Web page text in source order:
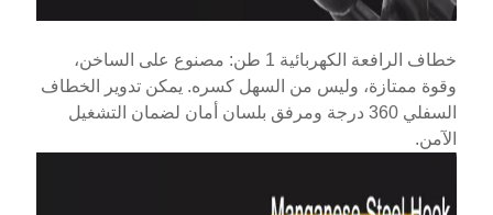
خطاف الرافعة الكهربائية 1 طن: مصنوع على الساخن،
وقوة ممتازة، وليس من السهل كسره. يمكن تدوير الخطاف
السفلي 360 درجة ومرفق بلسان أمان لضمان التشغيل
الآمن.